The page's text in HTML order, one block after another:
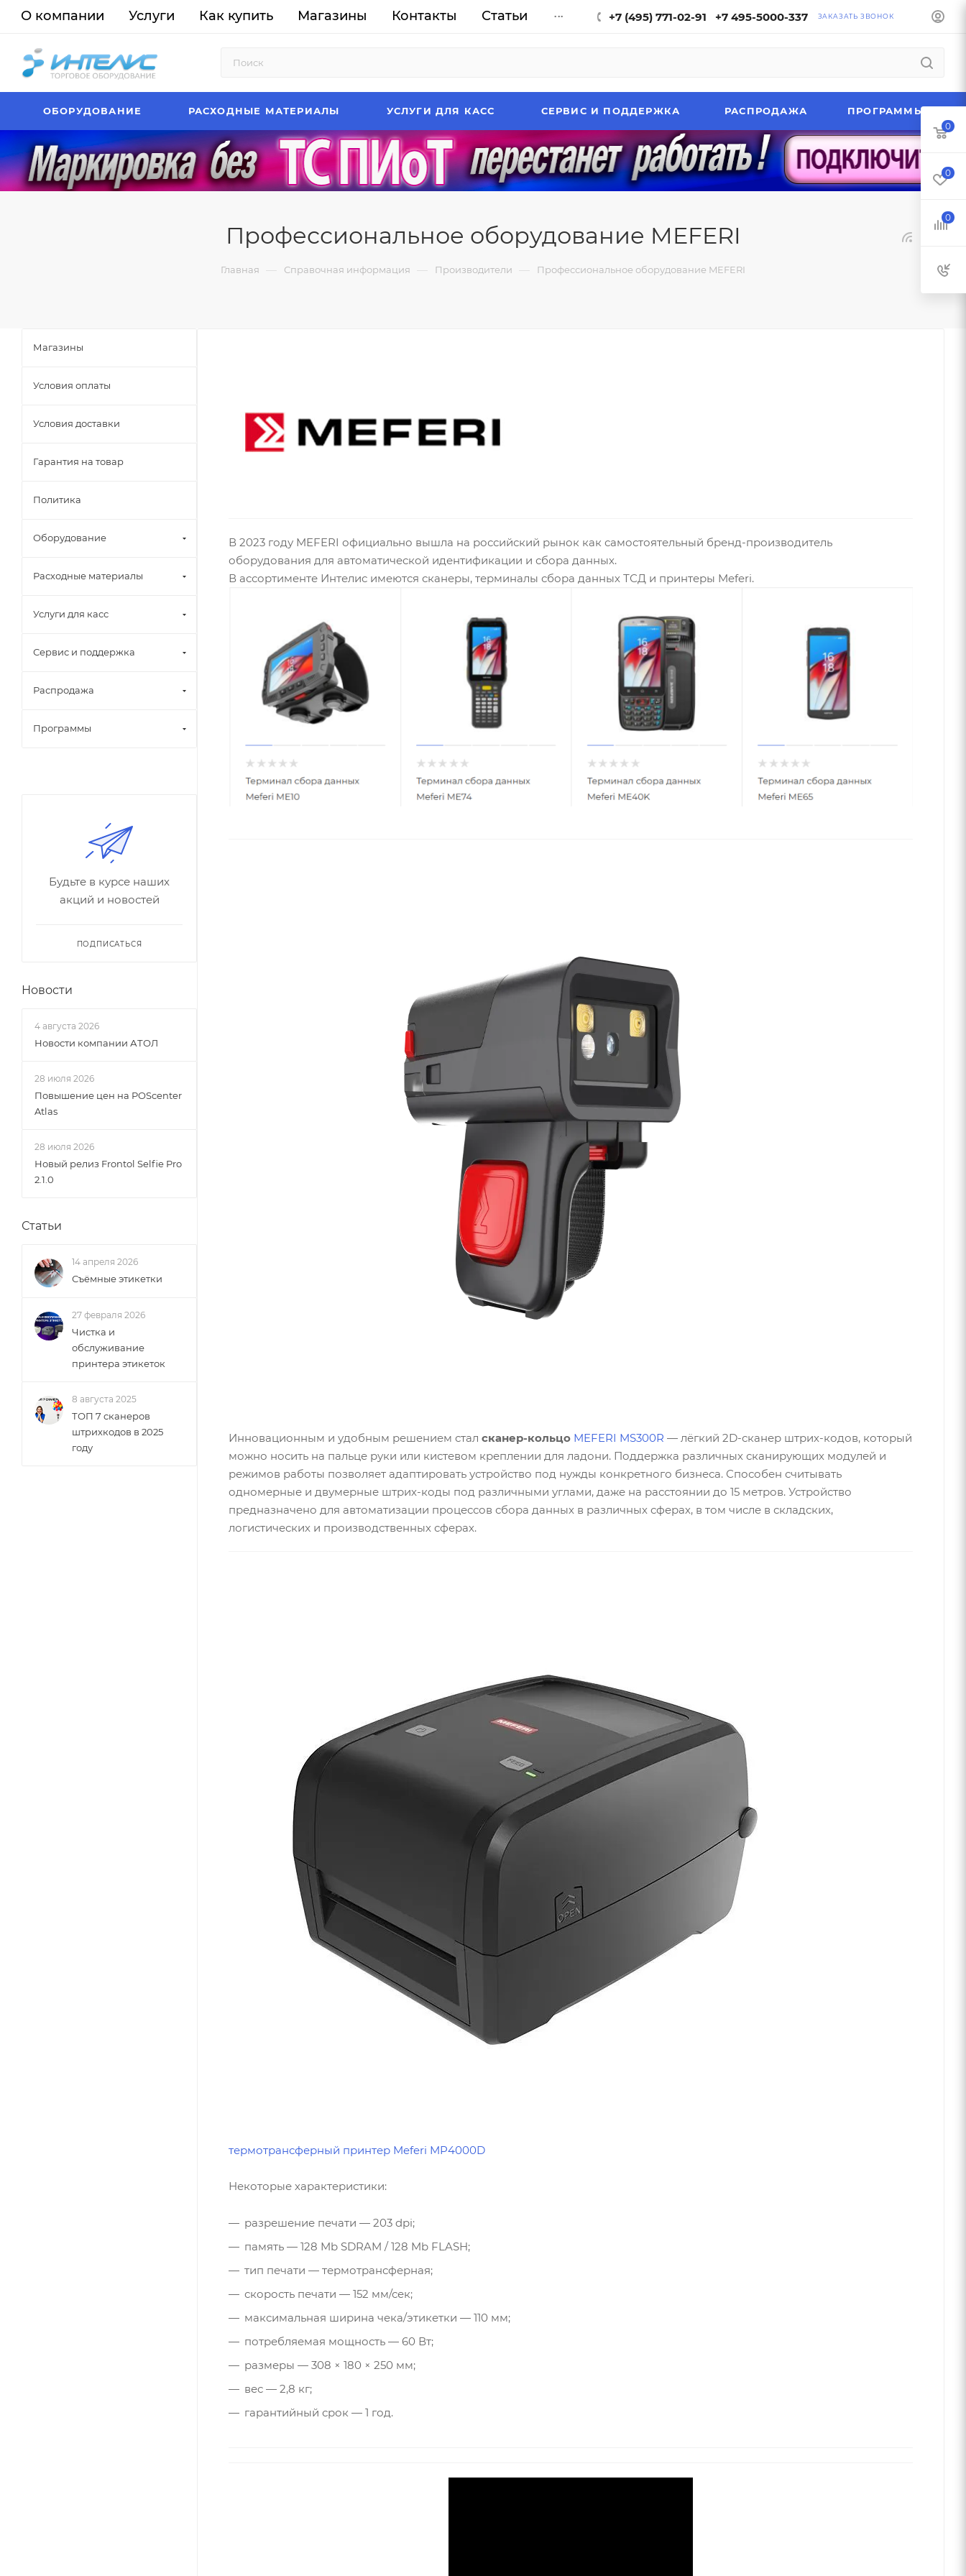
О компании Услуги Как купить Магазины Контакты Статьи ... +7 (495) 771-02-91 +7 495-5000-337 ЗАКАЗАТЬ ЗВОНОК
ОБОРУДОВАНИЕ РАСХОДНЫЕ МАТЕРИАЛЫ УСЛУГИ ДЛЯ КАСС СЕРВИС И ПОДДЕРЖКА РАСПРОДАЖА ПРОГРАММЫ
Профессиональное оборудование MEFERI
Главная — Справочная информация — Производители — Профессиональное оборудование MEFERI
В 2023 году MEFERI официально вышла на российский рынок как самостоятельный бренд-производитель
оборудования для автоматической идентификации и сбора данных.
В ассортименте Интелис имеются сканеры, терминалы сбора данных ТСД и принтеры Meferi.
Инновационным и удобным решением стал сканер-кольцо MEFERI MS300R — лёгкий 2D-сканер штрих-кодов, который
можно носить на пальце руки или кистевом креплении для ладони. Поддержка различных сканирующих модулей и
режимов работы позволяет адаптировать устройство под нужды конкретного бизнеса. Способен считывать
одномерные и двумерные штрих-коды под различными углами, даже на расстоянии до 15 метров. Устройство
предназначено для автоматизации процессов сбора данных в различных сферах, в том числе в складских,
логистических и производственных сферах.
термотрансферный принтер Meferi MP4000D
Некоторые характеристики:
разрешение печати — 203 dpi;
память — 128 Mb SDRAM / 128 Mb FLASH;
тип печати — термотрансферная;
скорость печати — 152 мм/сек;
максимальная ширина чека/этикетки — 110 мм;
потребляемая мощность — 60 Вт;
размеры — 308 × 180 × 250 мм;
вес — 2,8 кг;
гарантийный срок — 1 год.
Магазины
Условия оплаты
Условия доставки
Гарантия на товар
Политика
Оборудование
Расходные материалы
Услуги для касс
Сервис и поддержка
Распродажа
Программы
Будьте в курсе наших
акций и новостей
ПОДПИСАТЬСЯ
Новости
4 августа 2026
Новости компании АТОЛ
28 июля 2026
Повышение цен на POScenter
Atlas
28 июля 2026
Новый релиз Frontol Selfie Pro
2.1.0
Статьи
14 апреля 2026
Съёмные этикетки
27 февраля 2026
Чистка и
обслуживание
принтера этикеток
8 августа 2025
ТОП 7 сканеров
штрихкодов в 2025
году
0
0
0